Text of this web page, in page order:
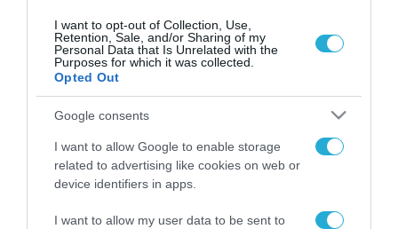
I want to opt-out of Collection, Use,
Retention, Sale, and/or Sharing of my
Personal Data that Is Unrelated with the
Purposes for which it was collected.
Opted Out
Google consents
I want to allow Google to enable storage
related to advertising like cookies on web or
device identifiers in apps.
I want to allow my user data to be sent to
ψυχιατρική αξιολόγηση η οποία μάλιστα διήρκεσε
2,5 ώρες